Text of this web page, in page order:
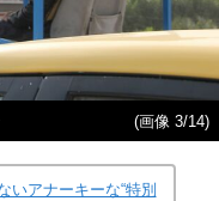
(画像 3/14)
いアナーキーな“特別